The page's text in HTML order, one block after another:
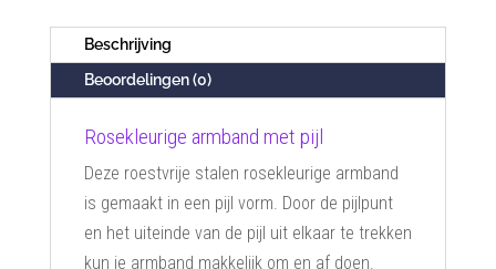
Beschrijving
Beoordelingen (0)
Rosekleurige armband met pijl
Deze roestvrije stalen rosekleurige armband
is gemaakt in een pijl vorm. Door de pijlpunt
en het uiteinde van de pijl uit elkaar te trekken
kun je armband makkelijk om en af doen.